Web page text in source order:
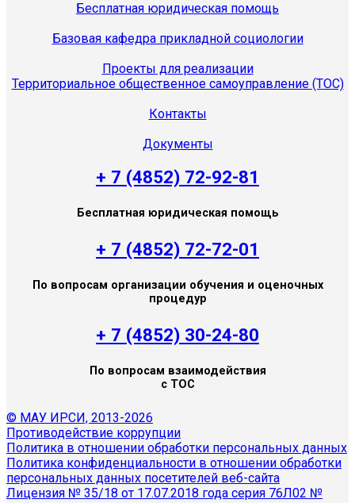
Бесплатная юридическая помощь
Базовая кафедра прикладной социологии
Проекты для реализации
Территориальное общественное самоуправление (ТОС)
Контакты
Документы
+ 7 (4852) 72-92-81
Бесплатная юридическая помощь
+ 7 (4852) 72-72-01
По вопросам организации обучения и оценочных
процедур
+ 7 (4852) 30-24-80
По вопросам взаимодействия
с ТОС
© МАУ ИРСИ, 2013-2026
Противодействие коррупции
Политика в отношении обработки персональных данных
Политика конфиденциальности в отношении обработки
персональных данных посетителей веб-сайта
Лицензия № 35/18 от 17.07.2018 года серия 76Л02 №